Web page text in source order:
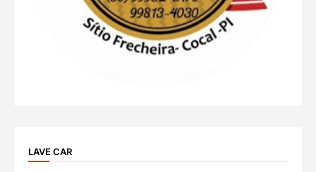
LAVE CAR